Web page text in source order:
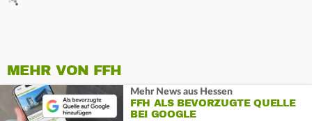
MEHR VON FFH
Mehr News aus Hessen
FFH ALS BEVORZUGTE QUELLE
BEI GOOGLE